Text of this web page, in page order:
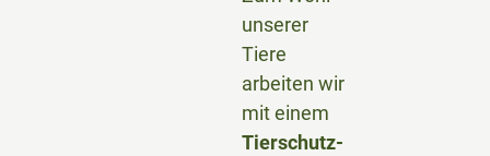
unserer
Tiere
arbeiten wir
mit einem
Tierschutz-